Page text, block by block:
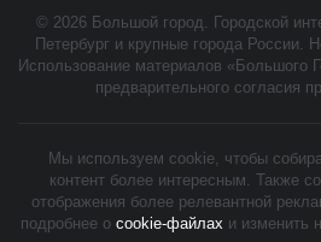
© 2026 Большой город. Городской
Петербург и крупные города России.
Использование материалов «Большого
предварительного согласия
Мы используем cookie, чтобы
контент более интересным. Также
отображения более релевантной
подробнее о cookie-файлах и изменить